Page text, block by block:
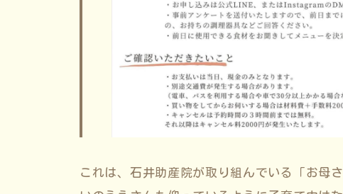
これは、石井助産院が取り組んでいる「お母